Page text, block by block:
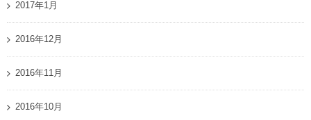
2017年1月
2016年12月
2016年11月
2016年10月